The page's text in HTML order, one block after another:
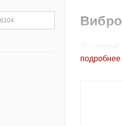
Это первый
подробнее